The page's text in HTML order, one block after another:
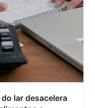
lar desacelera